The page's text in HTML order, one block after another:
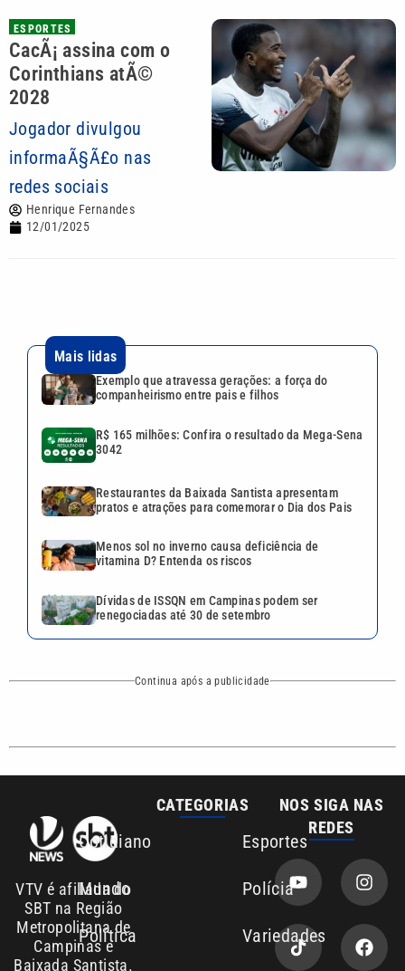
ESPORTES
CacÃ¡ assina com o
Corinthians atÃ©
2028
Jogador divulgou
informaÃ§Ã£o nas
redes sociais
Henrique Fernandes
12/01/2025
Mais lidas
Exemplo que atravessa gerações: a força do
companheirismo entre pais e filhos
R$ 165 milhões: Confira o resultado da Mega-Sena
3042
Restaurantes da Baixada Santista apresentam
pratos e atrações para comemorar o Dia dos Pais
Menos sol no inverno causa deficiência de
vitamina D? Entenda os riscos
Dívidas de ISSQN em Campinas podem ser
renegociadas até 30 de setembro
Continua após a publicidade
VTV é afiliada do
SBT na Região
Metropolitana de
Campinas e
Baixada Santista.
Esportes
Mundo Polícia
Política Variedades
REDES